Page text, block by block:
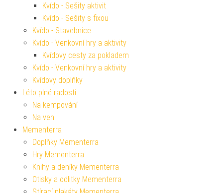
Kvído - Sešity aktivit
Kvído - Sešity s fixou
Kvído - Stavebnice
Kvído - Venkovní hry a aktivity
Kvídovy cesty za pokladem
Kvído - Venkovní hry a aktivity
Kvídovy doplňky
Léto plné radosti
Na kempování
Na ven
Mementerra
Doplňky Mementerra
Hry Mementerra
Knihy a deníky Mementerra
Otisky a odlitky Mementerra